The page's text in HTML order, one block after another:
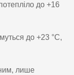
до +16
до +23 °C,
лише